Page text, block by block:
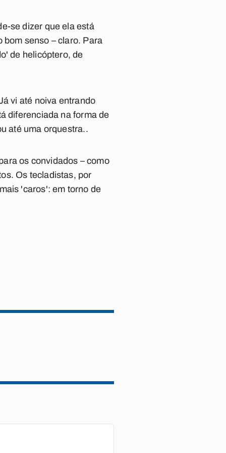
se dizer que ela está
bom senso – claro. Para
de helicóptero, de
vi até noiva entrando
diferenciada na forma de
até uma orquestra..
os convidados – como
Os tecladistas, por
'caros': em torno de